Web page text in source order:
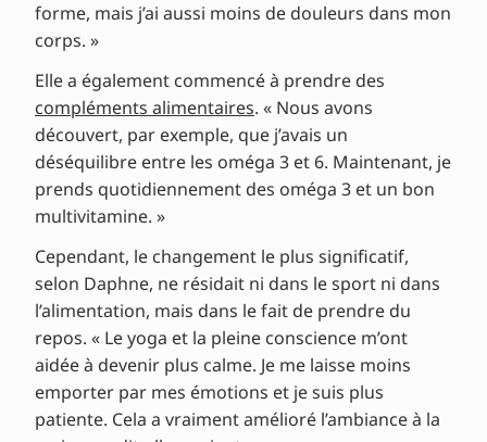
forme, mais j’ai aussi moins de douleurs dans mon
corps. »
Elle a également commencé à prendre des
compléments alimentaires. « Nous avons
découvert, par exemple, que j’avais un
déséquilibre entre les oméga 3 et 6. Maintenant, je
prends quotidiennement des oméga 3 et un bon
multivitamine. »
Cependant, le changement le plus significatif,
selon Daphne, ne résidait ni dans le sport ni dans
l’alimentation, mais dans le fait de prendre du
repos. « Le yoga et la pleine conscience m’ont
aidée à devenir plus calme. Je me laisse moins
emporter par mes émotions et je suis plus
patiente. Cela a vraiment amélioré l’ambiance à la